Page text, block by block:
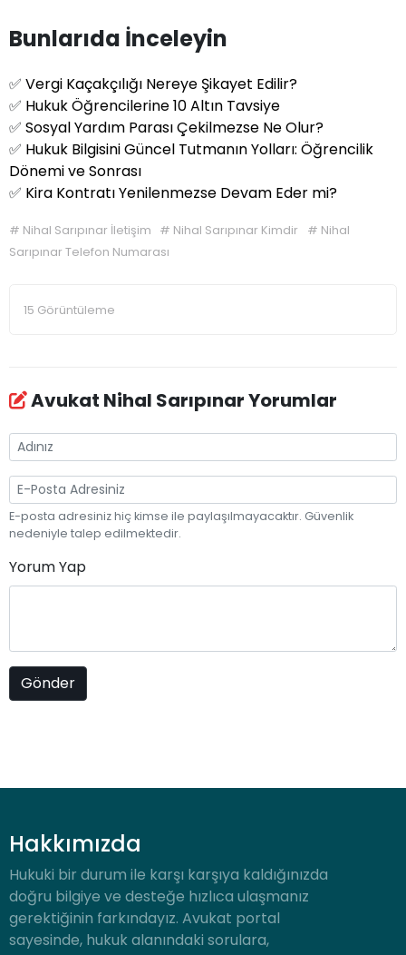
Bunlarıda İnceleyin
✅ Vergi Kaçakçılığı Nereye Şikayet Edilir?
✅ Hukuk Öğrencilerine 10 Altın Tavsiye
✅ Sosyal Yardım Parası Çekilmezse Ne Olur?
✅ Hukuk Bilgisini Güncel Tutmanın Yolları: Öğrencilik
Dönemi ve Sonrası
✅ Kira Kontratı Yenilenmezse Devam Eder mi?
# Nihal Sarıpınar İletişim # Nihal Sarıpınar Kimdir # Nihal
Sarıpınar Telefon Numarası
15 Görüntüleme
Avukat Nihal Sarıpınar Yorumlar
E-posta adresiniz hiç kimse ile paylaşılmayacaktır. Güvenlik
nedeniyle talep edilmektedir.
Yorum Yap
Hakkımızda
Hukuki bir durum ile karşı karşıya kaldığınızda
doğru bilgiye ve desteğe hızlıca ulaşmanız
gerektiğinin farkındayız. Avukat portal
sayesinde, hukuk alanındaki sorulara,